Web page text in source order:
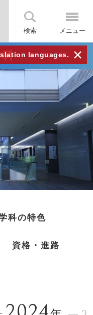
検索 メニュー
languages. ×
科
科の特色
資格・進路